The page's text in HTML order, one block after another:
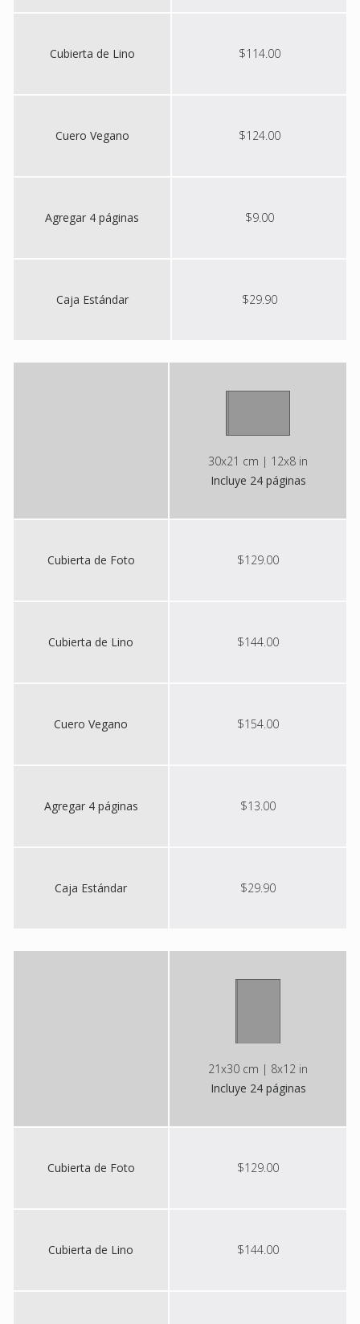
Cubierta de Lino $114.00
Cuero Vegano $124.00
Agregar 4 páginas $9.00
Caja Estándar $29.90
30x21 cm | 12x8 in
Incluye 24 páginas
Cubierta de Foto $129.00
Cubierta de Lino $144.00
Cuero Vegano $154.00
Agregar 4 páginas $13.00
Caja Estándar $29.90
21x30 cm | 8x12 in
Incluye 24 páginas
Cubierta de Foto $129.00
Cubierta de Lino $144.00